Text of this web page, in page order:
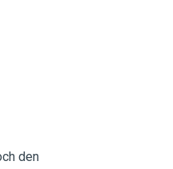
den